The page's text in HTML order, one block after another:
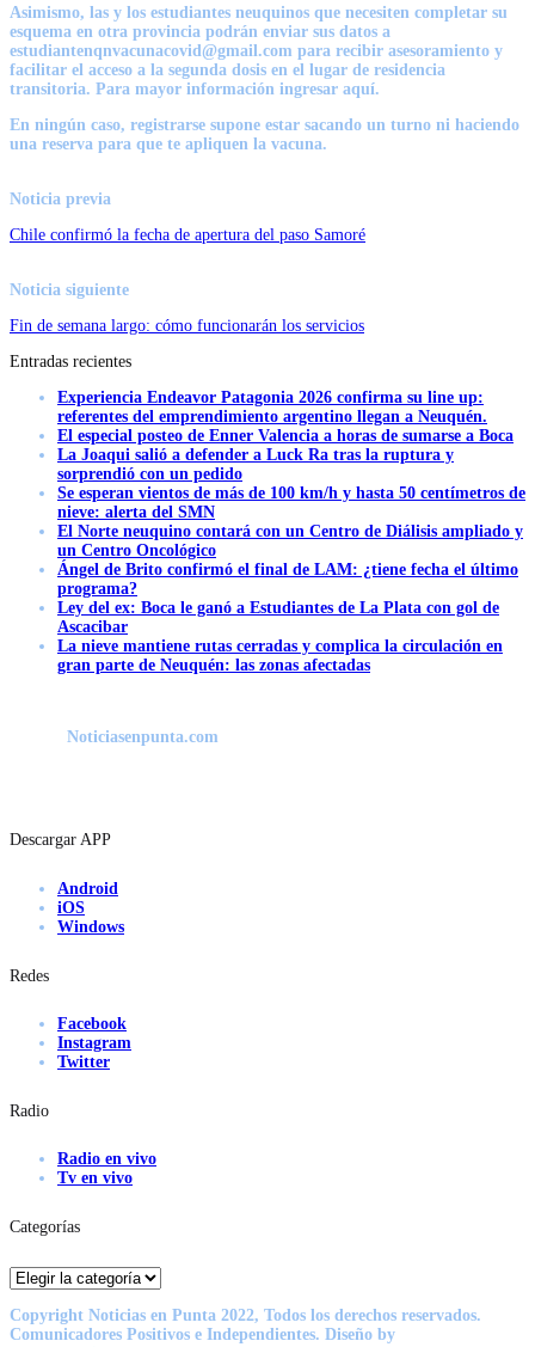
Asimismo, las y los estudiantes neuquinos que necesiten completar su
esquema en otra provincia podrán enviar sus datos a
estudiantenqnvacunacovid@gmail.com para recibir asesoramiento y
facilitar el acceso a la segunda dosis en el lugar de residencia
transitoria. Para mayor información ingresar aquí.
En ningún caso, registrarse supone estar sacando un turno ni haciendo
una reserva para que te apliquen la vacuna.
Noticia previa
Chile confirmó la fecha de apertura del paso Samoré
Noticia siguiente
Fin de semana largo: cómo funcionarán los servicios
Entradas recientes
Experiencia Endeavor Patagonia 2026 confirma su line up:
referentes del emprendimiento argentino llegan a Neuquén.
El especial posteo de Enner Valencia a horas de sumarse a Boca
La Joaqui salió a defender a Luck Ra tras la ruptura y
sorprendió con un pedido
Se esperan vientos de más de 100 km/h y hasta 50 centímetros de
nieve: alerta del SMN
El Norte neuquino contará con un Centro de Diálisis ampliado y
un Centro Oncológico
Ángel de Brito confirmó el final de LAM: ¿tiene fecha el último
programa?
Ley del ex: Boca le ganó a Estudiantes de La Plata con gol de
Ascacibar
La nieve mantiene rutas cerradas y complica la circulación en
gran parte de Neuquén: las zonas afectadas
Noticiasenpunta.com
Descargar APP
Android
iOS
Windows
Redes
Facebook
Instagram
Twitter
Radio
Radio en vivo
Tv en vivo
Categorías
Categorías
Copyright Noticias en Punta 2022, Todos los derechos reservados.
Comunicadores Positivos e Independientes. Diseño by